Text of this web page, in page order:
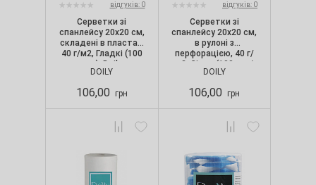
відгуків: 0
Серветки зі
спанлейсу 20х20 см,
складені в пластах,
40 г/м2, Гладкі (100
шт.), Doily
DOILY
106,00 грн
відгуків: 0
Серветки зі
спанлейсу 20х20 см,
в рулоні з
перфорацією, 40 г/
м2, Сітка (100 шт./
рул.), Doily
DOILY
106,00 грн